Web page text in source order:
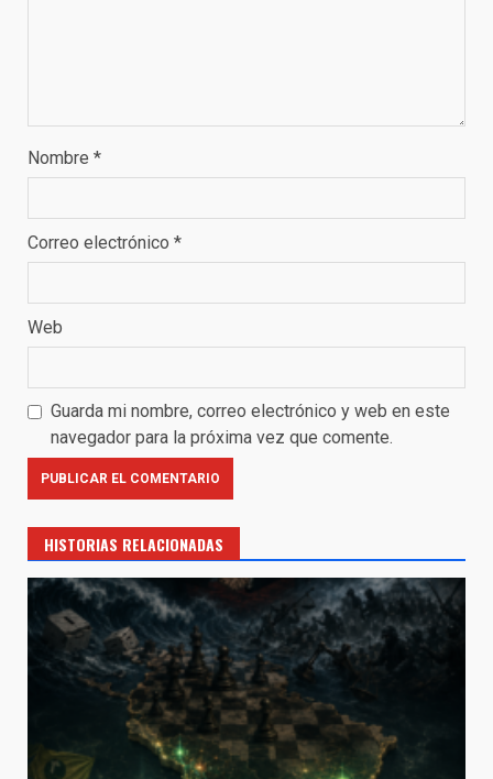
Nombre *
Correo electrónico *
Web
Guarda mi nombre, correo electrónico y web en este
navegador para la próxima vez que comente.
HISTORIAS RELACIONADAS